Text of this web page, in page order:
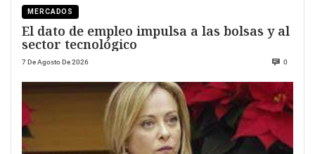
MERCADOS
El dato de empleo impulsa a las bolsas y al
sector tecnológico
7 De Agosto De 2026 0